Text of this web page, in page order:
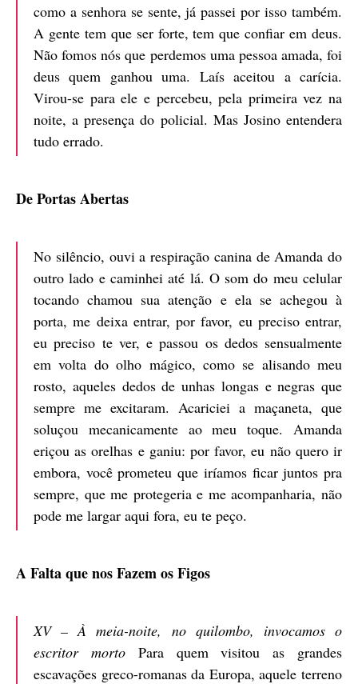
como a senhora se sente, já passei por isso também.
A gente tem que ser forte, tem que confiar em deus.
Não fomos nós que perdemos uma pessoa amada, foi
deus quem ganhou uma. Laís aceitou a carícia.
Virou-se para ele e percebeu, pela primeira vez na
noite, a presença do policial. Mas Josino entendera
tudo errado.
De Portas Abertas
No silêncio, ouvi a respiração canina de Amanda do
outro lado e caminhei até lá. O som do meu celular
tocando chamou sua atenção e ela se achegou à
porta, me deixa entrar, por favor, eu preciso entrar,
eu preciso te ver, e passou os dedos sensualmente
em volta do olho mágico, como se alisando meu
rosto, aqueles dedos de unhas longas e negras que
sempre me excitaram. Acariciei a maçaneta, que
soluçou mecanicamente ao meu toque. Amanda
eriçou as orelhas e ganiu: por favor, eu não quero ir
embora, você prometeu que iríamos ficar juntos pra
sempre, que me protegeria e me acompanharia, não
pode me largar aqui fora, eu te peço.
A Falta que nos Fazem os Figos
XV – À meia-noite, no quilombo, invocamos o
escritor mortoPara quem visitou as grandes
escavações greco-romanas da Europa, aquele terreno